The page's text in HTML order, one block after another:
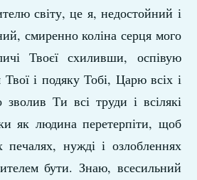
світу, це я, недостойний і
смиренно коліна серця мого
Твоєї схилив­ши, оспівую
Твої і подяку Тобі, Царю всіх і
Ти всі труди і всілякі
як люди­на перетерпіти, щоб
нужді і озлобленнях
бути. Знаю, всесильний